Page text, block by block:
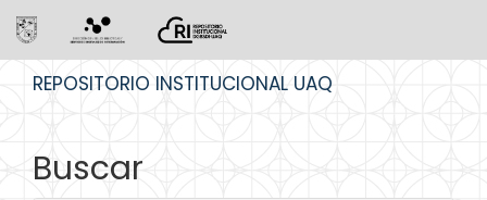
REPOSITORIO INSTITUCIONAL UAQ
Buscar